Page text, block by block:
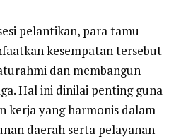
pelantikan, para tamu
kesempatan tersebut
dan membangun
Hal ini dinilai penting guna
kerja yang harmonis dalam
daerah serta pelayanan